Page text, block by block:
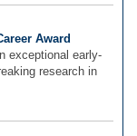
Award
exceptional early-
research in